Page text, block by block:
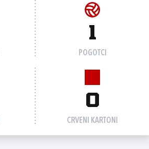
1
POGOTCI
0
CRVENI KARTONI